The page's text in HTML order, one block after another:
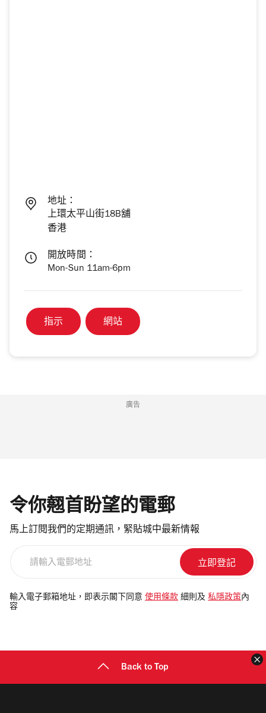
地址：
上環太平山街18B舖
香港
開放時間：
Mon-Sun 11am-6pm
指示 網站
廣告
令你翹首盼望的電郵
馬上訂閱我們的定期通訊，緊貼城中最新情報
電
郵
輸入電子郵箱地址，即表示閣下同意 使用條款 細則及 私隱政策 內
容
Back to Top